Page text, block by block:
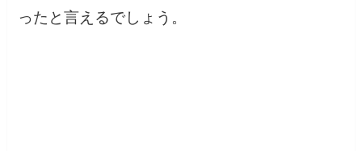
ったと言えるでしょう。